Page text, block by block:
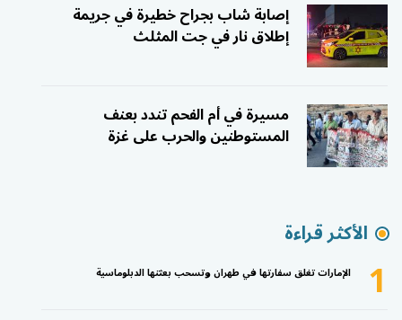
إصابة شاب بجراح خطيرة في جريمة
إطلاق نار في جت المثلث
مسيرة في أم الفحم تندد بعنف
المستوطنين والحرب على غزة
الأكثر قراءة
1 الإمارات تغلق سفارتها في طهران وتسحب بعثتها الدبلوماسية